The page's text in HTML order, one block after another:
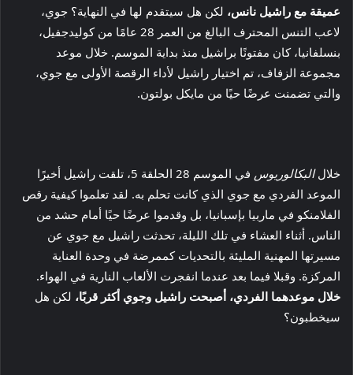
عميقة مع راشيل نانس، لكن هل سيتقدم لها في النهاية؟ جوي،
لاعب التنس المحترف البالغ من العمر 28 عامًا من كوليدجفيل،
بنسلفانيا، كان مفتونًا براشيل منذ بداية الموسم. خلال موعد
مجموعة الزفاف، تم اختيار راشيل لأداء الرقصة الأولى مع جوي،
والتي تضمنت عرضًا حيًا من مايكل بولتون.
خلالالبكالوريوس
في الموسم 28 الحلقة 5، تلقت راشيل أخيرًا
الموعد الفردي مع جوي الذي كانت تحلم به. لقد تعلموا كيفية رقص
الفلامنكو في ماربيا بإسبانيا، بل وقدموا عرضًا حيًا أمام حشد من
الناس. أثناء العشاء في تلك الليلة، تحدثت راشيل مع جوي عن
مسيرتها المهنية المليئة بالتحديات كممرضة في وحدة العناية
المركزة. وقبلا فيما بعد عندما انفجرت الألعاب النارية في الهواء.
خلال موعدهما الفردي، أصبحت راشيل وجوي أكثر قربًا، لكن هل
سيخطبون؟